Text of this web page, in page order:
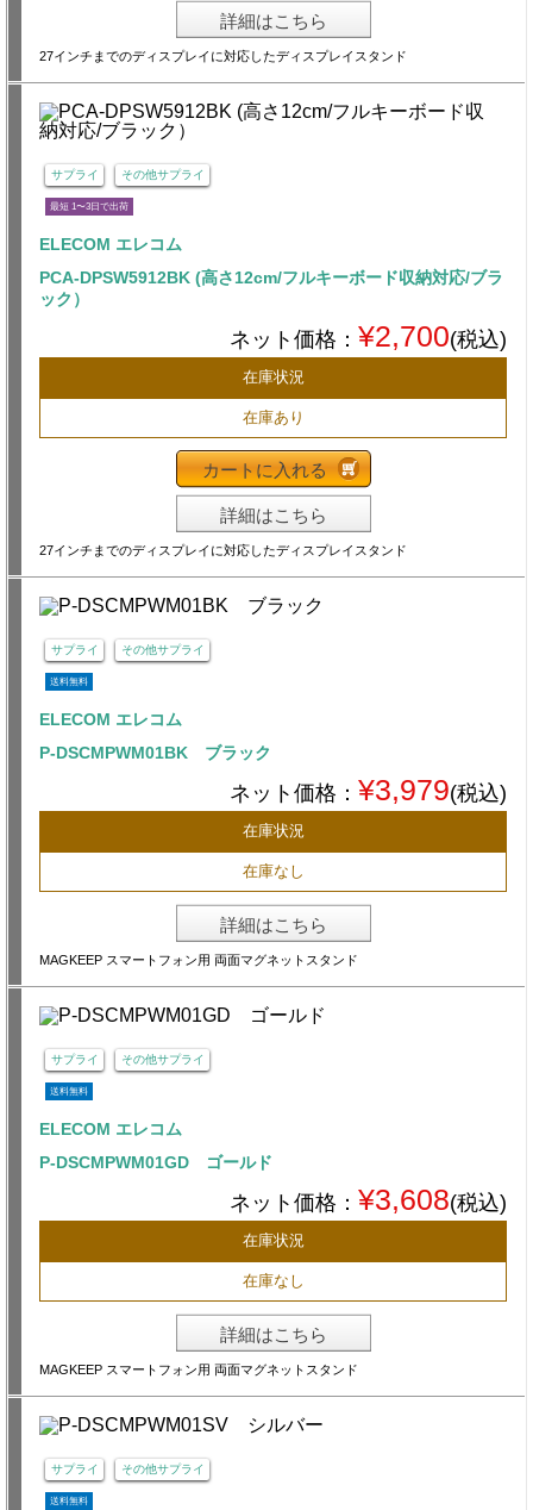
詳細はこちら
27インチまでのディスプレイに対応したディスプレイスタンド
サプライ その他サプライ
最短 1〜3日で出荷
ELECOM エレコム
PCA-DPSW5912BK (高さ12cm/フルキーボード収納対応/ブラ
ック）
ネット価格： ¥2,700(税込)
在庫状況
在庫あり
カートに入れる
詳細はこちら
27インチまでのディスプレイに対応したディスプレイスタンド
サプライ その他サプライ
送料無料
ELECOM エレコム
P-DSCMPWM01BK ブラック
ネット価格： ¥3,979(税込)
在庫状況
在庫なし
詳細はこちら
MAGKEEP スマートフォン用 両面マグネットスタンド
サプライ その他サプライ
送料無料
ELECOM エレコム
P-DSCMPWM01GD ゴールド
ネット価格： ¥3,608(税込)
在庫状況
在庫なし
詳細はこちら
MAGKEEP スマートフォン用 両面マグネットスタンド
サプライ その他サプライ
送料無料